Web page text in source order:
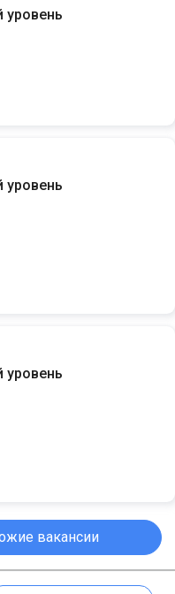
уровень
уровень
уровень
вакансии